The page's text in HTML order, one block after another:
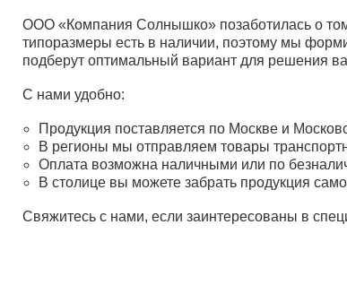
ООО «Компания Солнышко» позаботилась о
типоразмеры есть в наличии, поэтому мы
подберут оптимальный вариант для решения
С нами удобно:
Продукция поставляется по Москве и
В регионы мы отправляем товары
Оплата возможна наличными или по
В столице вы можете забрать продукция
Свяжитесь с нами, если заинтересованы в